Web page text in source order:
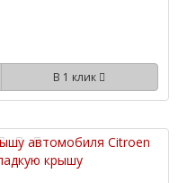
В 1 клик